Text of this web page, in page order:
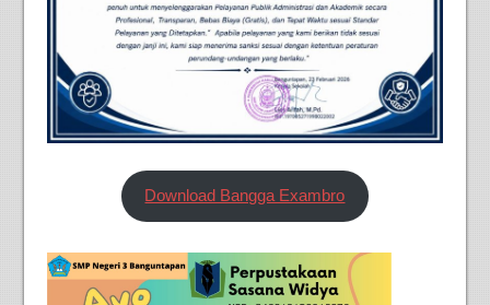
Download Bangga Exambro